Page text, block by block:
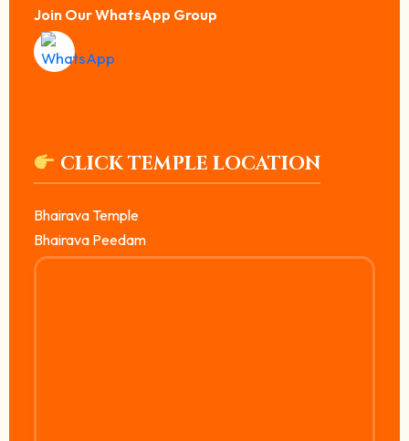
Join Our WhatsApp Group
CLICK TEMPLE LOCATION
Bhairava Temple
Bhairava Peedam